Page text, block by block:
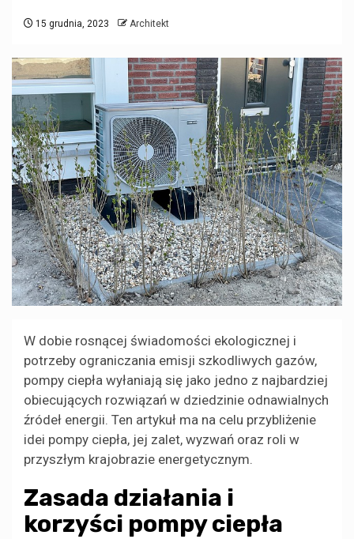
15 grudnia, 2023 Architekt
W dobie rosnącej świadomości ekologicznej i
potrzeby ograniczania emisji szkodliwych gazów,
pompy ciepła wyłaniają się jako jedno z najbardziej
obiecujących rozwiązań w dziedzinie odnawialnych
źródeł energii. Ten artykuł ma na celu przybliżenie
idei pompy ciepła, jej zalet, wyzwań oraz roli w
przyszłym krajobrazie energetycznym.
Zasada działania i
korzyści pompy ciepła